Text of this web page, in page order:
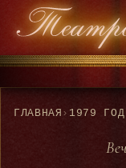
ГЛАВНАЯ › 1979 ГОД